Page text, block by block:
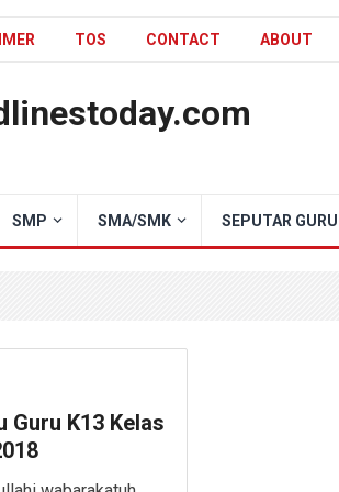
TOS CONTACT ABOUT
SMP SMA/SMK SEPUTAR GURU
Guru K13 Kelas